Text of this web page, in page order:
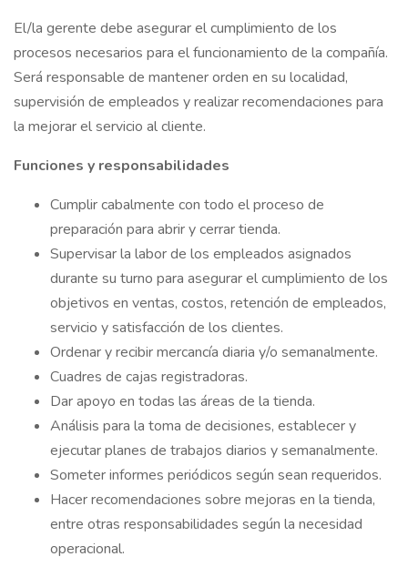
El/la gerente debe asegurar el cumplimiento de los
procesos necesarios para el funcionamiento de la compañía.
Será responsable de mantener orden en su localidad,
supervisión de empleados y realizar recomendaciones para
la mejorar el servicio al cliente.
Funciones y responsabilidades
Cumplir cabalmente con todo el proceso de
preparación para abrir y cerrar tienda.
Supervisar la labor de los empleados asignados
durante su turno para asegurar el cumplimiento de los
objetivos en ventas, costos, retención de empleados,
servicio y satisfacción de los clientes.
Ordenar y recibir mercancía diaria y/o semanalmente.
Cuadres de cajas registradoras.
Dar apoyo en todas las áreas de la tienda.
Análisis para la toma de decisiones, establecer y
ejecutar planes de trabajos diarios y semanalmente.
Someter informes periódicos según sean requeridos.
Hacer recomendaciones sobre mejoras en la tienda,
entre otras responsabilidades según la necesidad
operacional.